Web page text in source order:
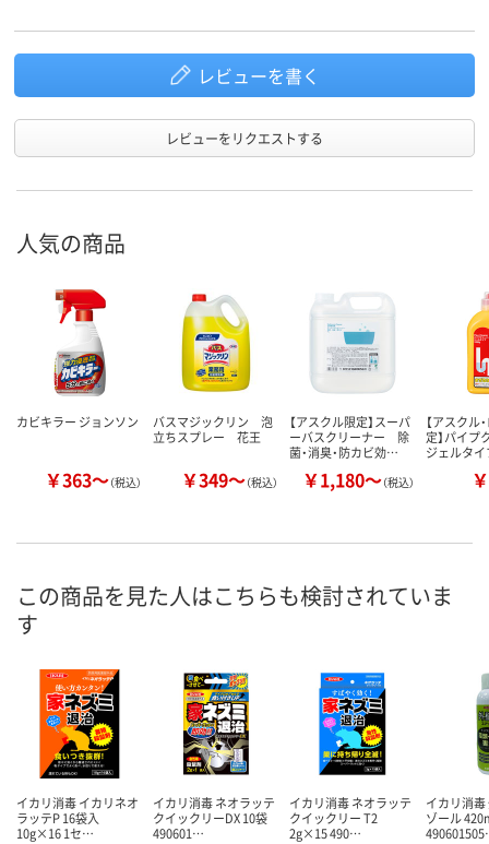
レビューを書く
レビューをリクエストする
人気の商品
カビキラー ジョンソン
￥363～（税込）
バスマジックリン 泡
立ちスプレー 花王
￥349～（税込）
【アスクル限定】スーパ
ーバスクリーナー 除
菌・消臭・防カビ効…
￥1,180～（税込）
【アスクル
定】パイプ
ジェルタイ
この商品を見た人はこちらも検討されていま
す
イカリ消毒 イカリネオ
ラッテP 16袋入
10g×16 1セ…
イカリ消毒 ネオラッテ
クイックリーDX 10袋
490601…
イカリ消毒 ネオラッテ
クイックリー T2
2g×15 490…
イカリ消
ゾール